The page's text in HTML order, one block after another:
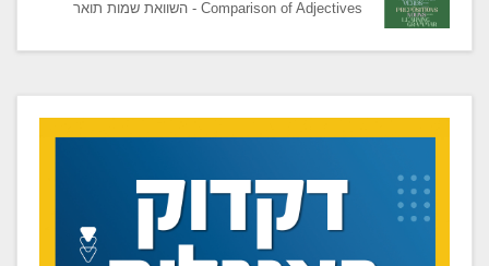
Comparison of Adjectives - השוואת שמות תואר